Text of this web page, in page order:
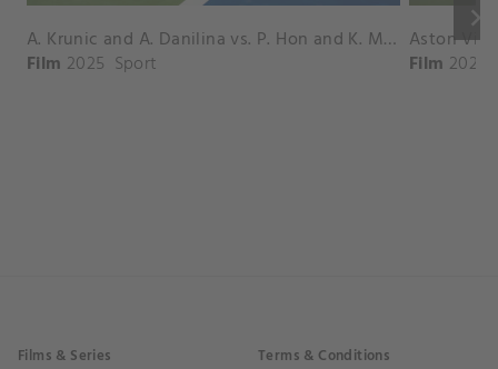
keyboard_arrow_right
A. Krunic and A. Danilina vs. P. Hon and K. Muchova Match Highlights - BEIJING_Capital Group Diamond ( October 02, 2025)
Film 2025 Sport Film 2026
Films & Series Terms & Conditions